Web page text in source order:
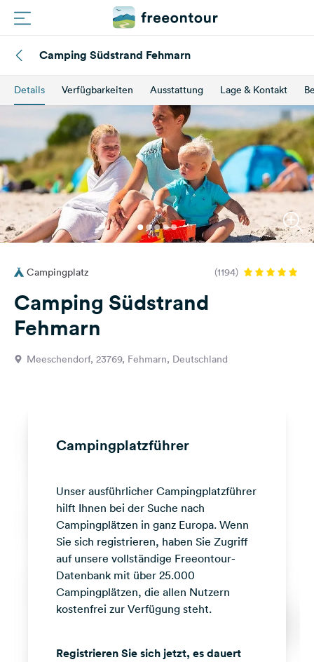
Routen
Plätze
Magazin
Partner
Registrieren
Einloggen
Fragen &
Feedback
Sprache:
Facebook
Instagram
Camping Südstrand Fehmarn
Details Verfügbarkeiten Ausstattung Lage & Kontakt
Campingplatz (1194)
Camping Südstrand
Fehmarn
Meeschendorf, 23769, Fehmarn, Deutschland
Campingplatzführer
Unser ausführlicher Campingplatzführer
hilft Ihnen bei der Suche nach
Campingplätzen in ganz Europa. Wenn
Sie sich registrieren, haben Sie Zugriff
auf unsere vollständige Freeontour-
Datenbank mit über 25.000
Campingplätzen, die allen Nutzern
kostenfrei zur Verfügung steht.
Registrieren Sie sich jetzt, es dauert